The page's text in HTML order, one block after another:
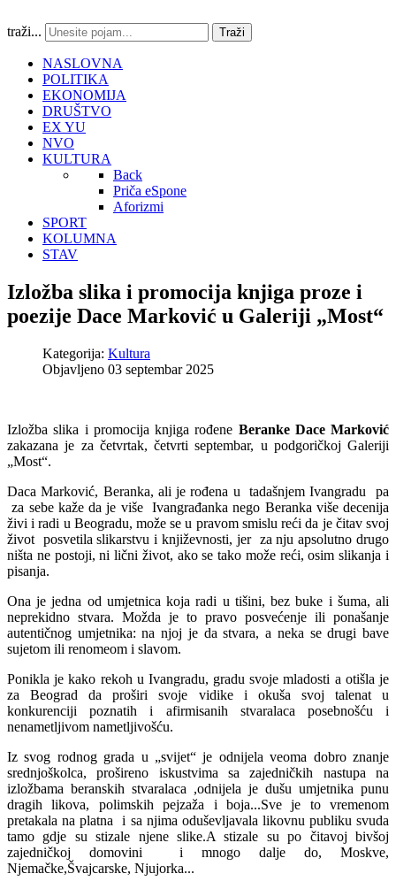
traži... Traži
NASLOVNA
POLITIKA
EKONOMIJA
DRUŠTVO
EX YU
NVO
KULTURA
Back
Priča eSpone
Aforizmi
SPORT
KOLUMNA
STAV
Izložba slika i promocija knjiga proze i
poezije Dace Marković u Galeriji „Most“
Kategorija: Kultura
Objavljeno 03 septembar 2025
Izložba slika i promocija knjiga rođene Beranke Dace Marković
zakazana je za četvrtak, četvrti septembar, u podgoričkoj Galeriji
„Most“.
Daca Marković, Beranka, ali je rođena u tadašnjem Ivangradu pa
za sebe kaže da je više Ivangrađanka nego Beranka više decenija
živi i radi u Beogradu, može se u pravom smislu reći da je čitav svoj
život posvetila slikarstvu i književnosti, jer za nju apsolutno drugo
ništa ne postoji, ni lični život, ako se tako može reći, osim slikanja i
pisanja.
Ona je jedna od umjetnica koja radi u tišini, bez buke i šuma, ali
neprekidno stvara. Možda je to pravo posvećenje ili ponašanje
autentičnog umjetnika: na njoj je da stvara, a neka se drugi bave
sujetom ili renomeom i slavom.
Ponikla je kako rekoh u Ivangradu, gradu svoje mladosti a otišla je
za Beograd da proširi svoje vidike i okuša svoj talenat u
konkurenciji poznatih i afirmisanih stvaralaca posebnošću i
nenametljivom nametljivošću.
Iz svog rodnog grada u „svijet“ je odnijela veoma dobro znanje
srednjoškolca, prošireno iskustvima sa zajedničkih nastupa na
izložbama beranskih stvaralaca ,odnijela je dušu umjetnika punu
dragih likova, polimskih pejzaža i boja...Sve je to vremenom
pretakala na platna i sa njima oduševljavala likovnu publiku svuda
tamo gdje su stizale njene slike.A stizale su po čitavoj bivšoj
zajedničkoj domovini i mnogo dalje do, Moskve,
Njemačke,Švajcarske, Njujorka...